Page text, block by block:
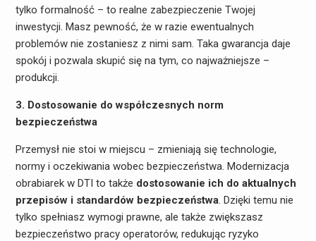
tylko formalność – to realne zabezpieczenie Twojej
inwestycji. Masz pewność, że w razie ewentualnych
problemów nie zostaniesz z nimi sam. Taka gwarancja daje
spokój i pozwala skupić się na tym, co najważniejsze –
produkcji.
3. Dostosowanie do współczesnych norm
bezpieczeństwa
Przemysł nie stoi w miejscu – zmieniają się technologie,
normy i oczekiwania wobec bezpieczeństwa. Modernizacja
obrabiarek w DTI to także dostosowanie ich do aktualnych
przepisów i standardów bezpieczeństwa. Dzięki temu nie
tylko spełniasz wymogi prawne, ale także zwiększasz
bezpieczeństwo pracy operatorów, redukując ryzyko